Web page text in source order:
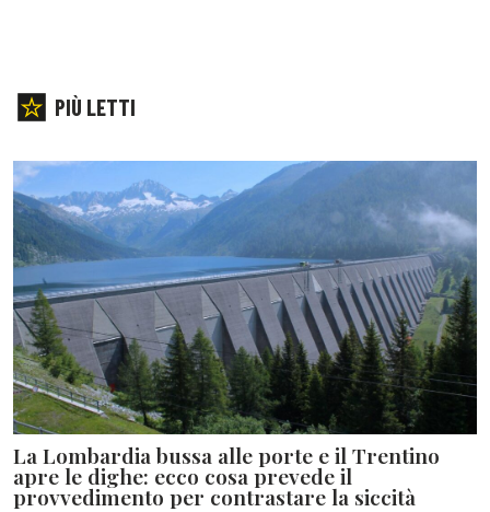
PIÙ LETTI
La Lombardia bussa alle porte e il Trentino
apre le dighe: ecco cosa prevede il
provvedimento per contrastare la siccità